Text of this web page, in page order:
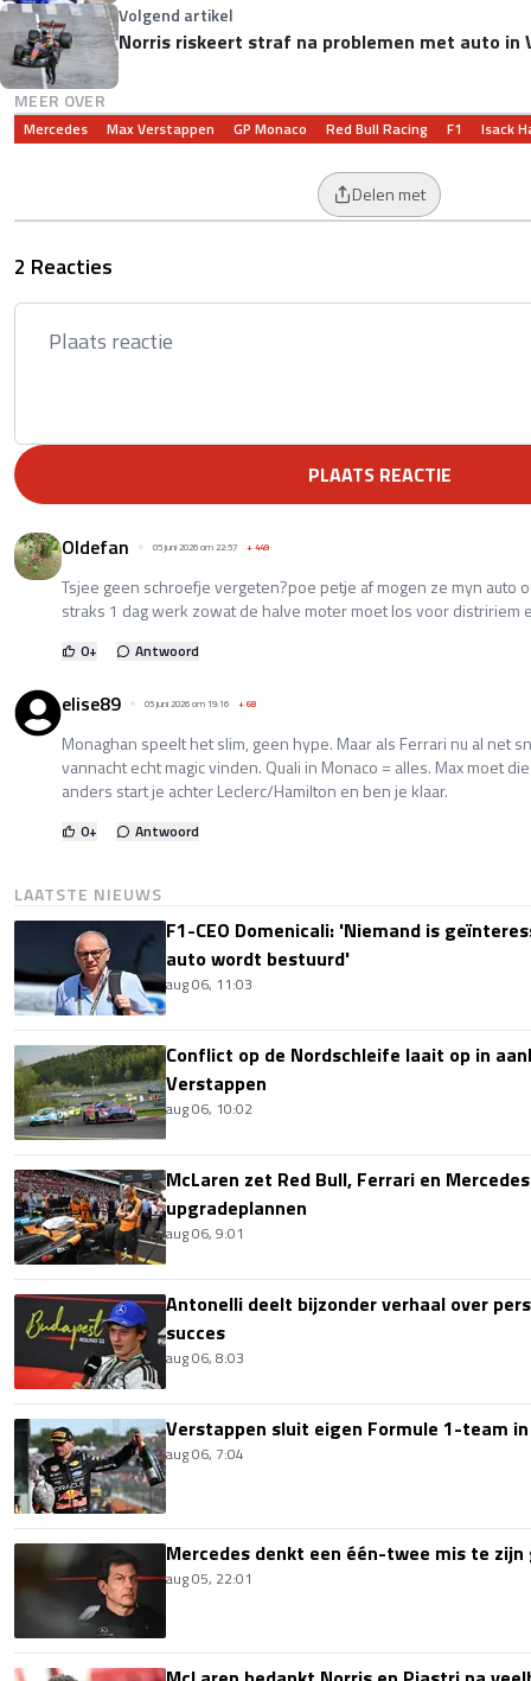
Volgend artikel
Norris riskeert straf na problemen met auto in
MEER OVER
Mercedes Max Verstappen GP Monaco Red Bull Racing F1 Isack
Delen met
2 Reacties
PLAATS REACTIE
Oldefan 05 juni 2026 om 22:57 +449
Tsjee geen schroefje vergeten?poe petje af mogen ze myn auto
straks 1 dag werk zowat de halve moter moet los voor distririem
0+ Antwoord
elise89 05 juni 2026 om 19:16 +68
Monaghan speelt het slim, geen hype. Maar als Ferrari nu al net
vannacht echt magic vinden. Quali in Monaco = alles. Max moet
anders start je achter Leclerc/Hamilton en ben je klaar.
0+ Antwoord
LAATSTE NIEUWS
F1-CEO Domenicali: 'Niemand is
auto wordt bestuurd'
aug 06, 11:03
Conflict op de Nordschleife laait op in
Verstappen
aug 06, 10:02
McLaren zet Red Bull, Ferrari en
upgradeplannen
aug 06, 9:01
Antonelli deelt bijzonder verhaal over
succes
aug 06, 8:03
Verstappen sluit eigen Formule 1-team
aug 06, 7:04
Mercedes denkt een één-twee mis te
aug 05, 22:01